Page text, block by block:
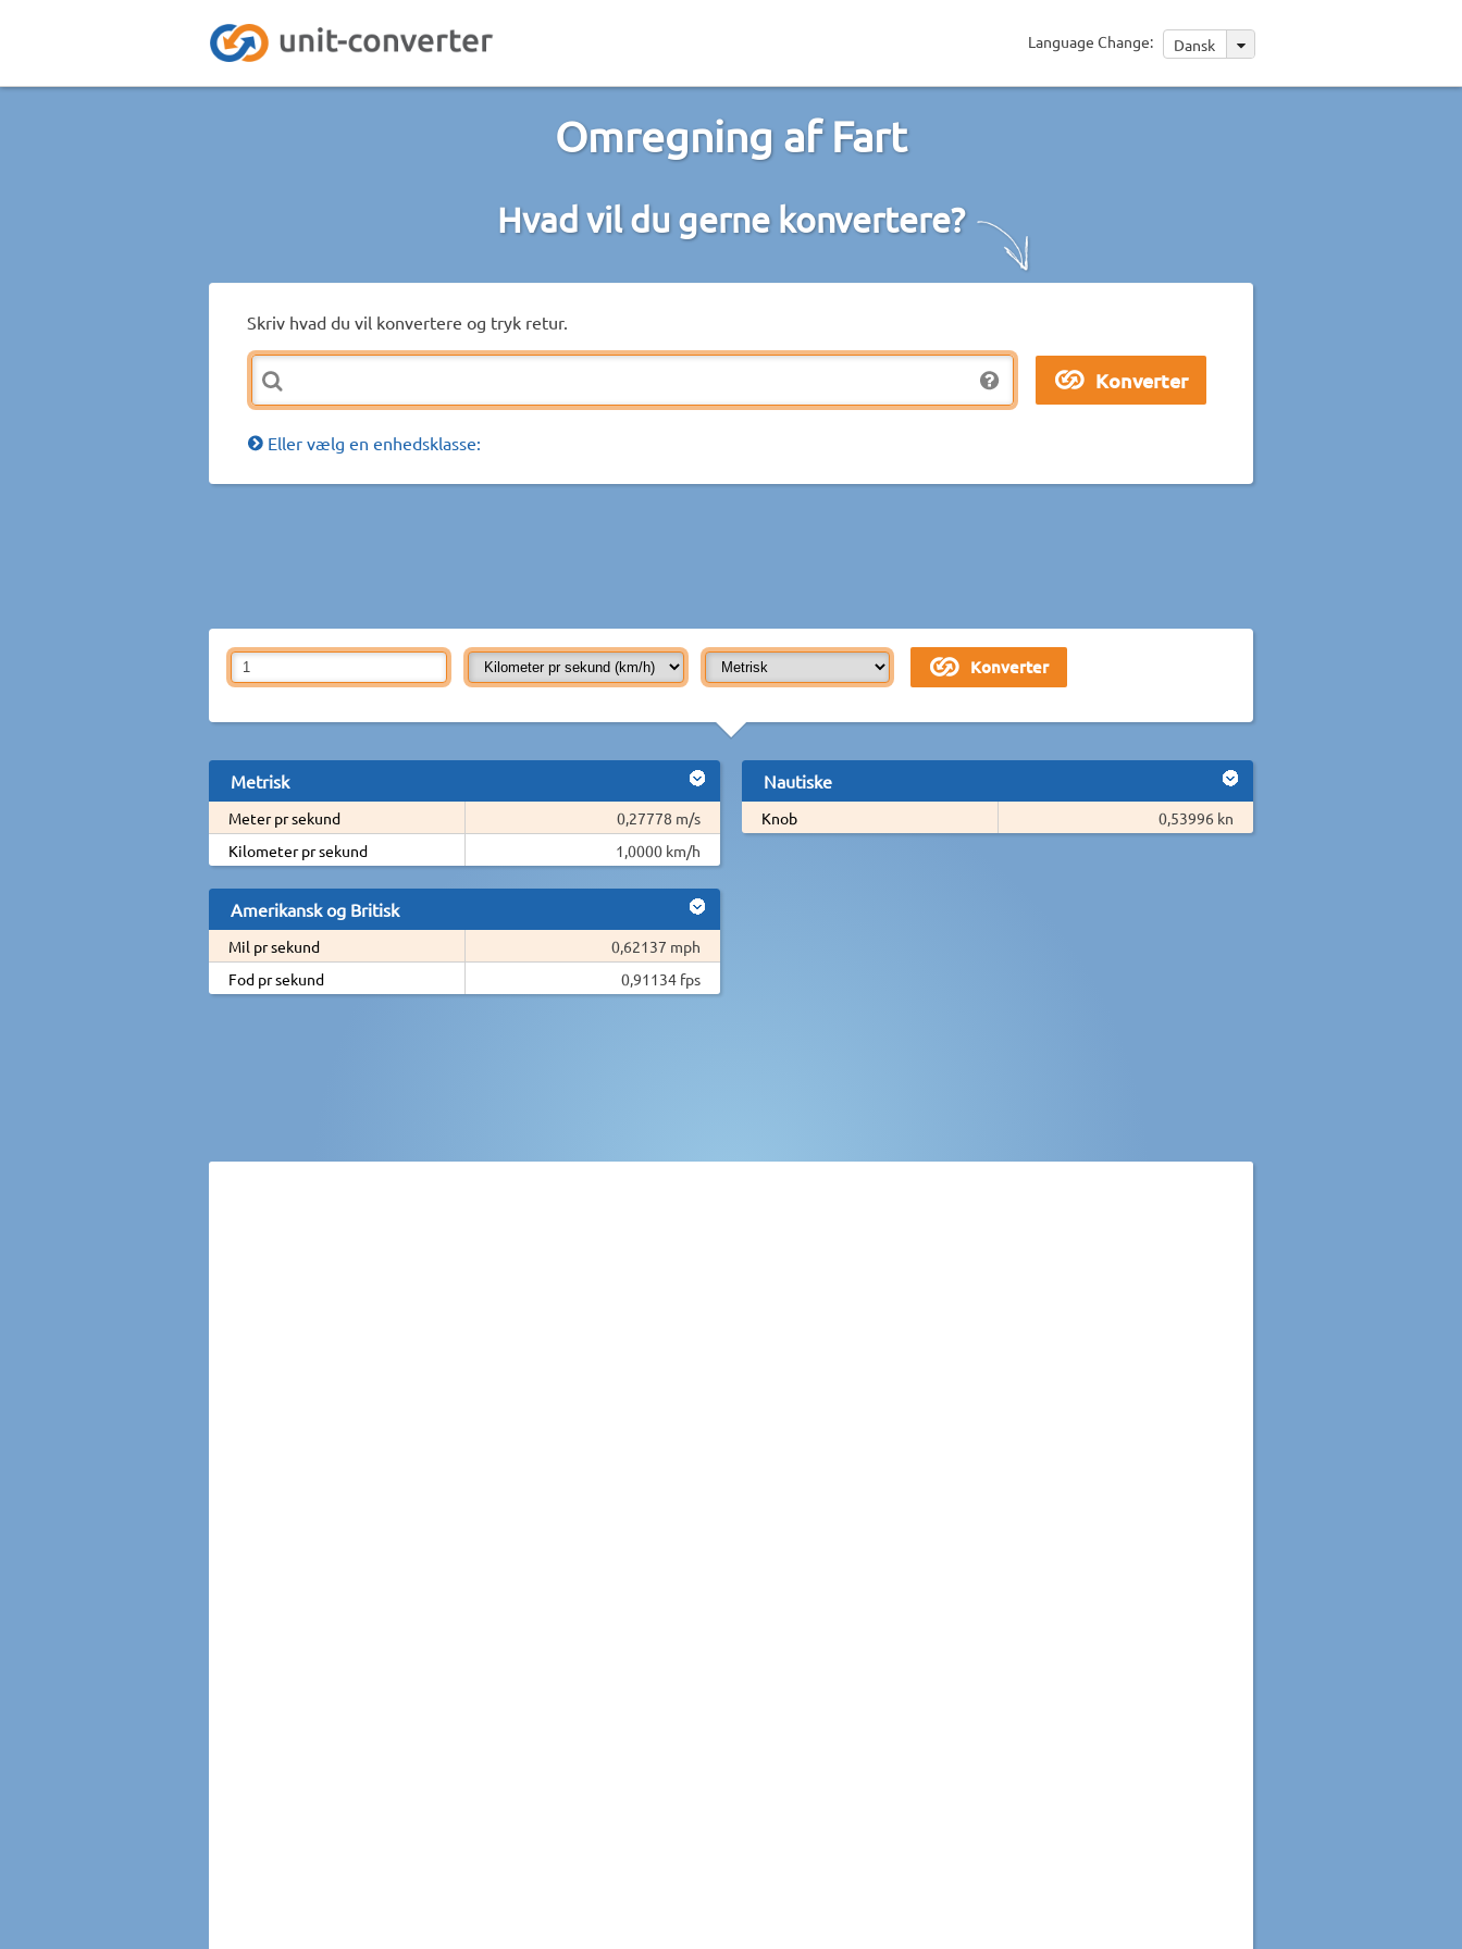
Language Change: Dansk
Omregning af Fart
Hvad vil du gerne konvertere?
Skriv hvad du vil konvertere og tryk retur.
Eller vælg en enhedsklasse:
Metrisk
Meter pr sekund
0,27778 m/s
Kilometer pr sekund
1,0000 km/h
Amerikansk og Britisk
Mil pr sekund
0,62137 mph
Fod pr sekund
0,91134 fps
Nautiske
Knob 0,53996 kn